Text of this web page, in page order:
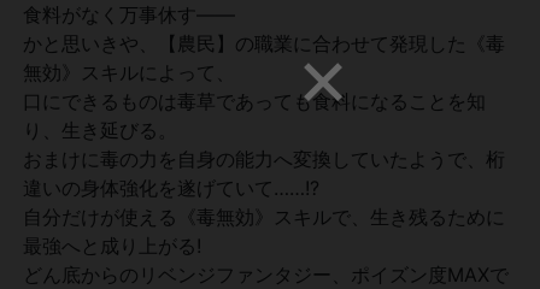
食料がなく万事休す――
かと思いきや、【農民】の職業に合わせて発現した《毒
無効》スキルによって、
口にできるものは毒草であっても食料になることを知
り、生き延びる。
おまけに毒の力を自身の能力へ変換していたようで、桁
違いの身体強化を遂げていて……!?
自分だけが使える《毒無効》スキルで、生き残るために
最強へと成り上がる!
どん底からのリベンジファンタジー、ポイズン度MAXで